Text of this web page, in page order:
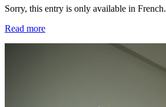
Sorry, this entry is only available in French.
Read more